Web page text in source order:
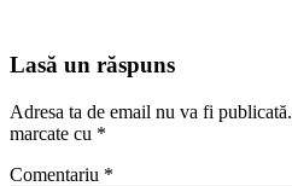
Lasă un răspuns
Adresa ta de email nu va fi publicată.
marcate cu *
Comentariu *